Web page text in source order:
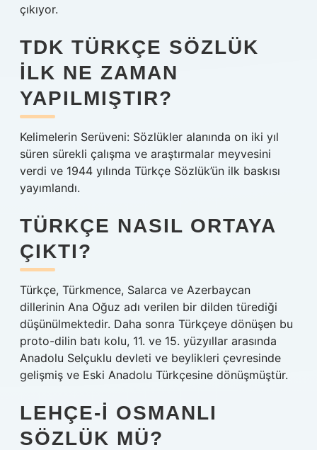
çıkıyor.
TDK TÜRKÇE SÖZLÜK
ILK NE ZAMAN
YAPILMIŞTIR?
Kelimelerin Serüveni: Sözlükler alanında on iki yıl
süren sürekli çalışma ve araştırmalar meyvesini
verdi ve 1944 yılında Türkçe Sözlük’ün ilk baskısı
yayımlandı.
TÜRKÇE NASIL ORTAYA
ÇIKTI?
Türkçe, Türkmence, Salarca ve Azerbaycan
dillerinin Ana Oğuz adı verilen bir dilden türediği
düşünülmektedir. Daha sonra Türkçeye dönüşen bu
proto-dilin batı kolu, 11. ve 15. yüzyıllar arasında
Anadolu Selçuklu devleti ve beylikleri çevresinde
gelişmiş ve Eski Anadolu Türkçesine dönüşmüştür.
LEHÇE-I OSMANLI
SÖZLÜK MÜ?